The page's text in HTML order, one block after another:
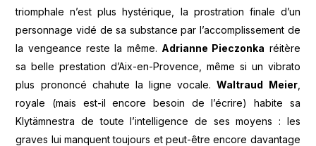
triomphale n’est plus hystérique, la prostration finale d’un
personnage vidé de sa substance par l’accomplissement de
la vengeance reste la même. Adrianne Pieczonka réitère
sa belle prestation d’Aix-en-Provence, même si un vibrato
plus prononcé chahute la ligne vocale.Waltraud Meier,
royale (mais est-il encore besoin de l’écrire) habite sa
Klytämnestra de toute l’intelligence de ses moyens : les
graves lui manquent toujours et peut-être encore davantage